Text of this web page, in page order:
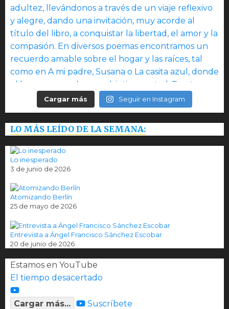
Cargar más Seguir en Instagram
LO MÁS LEÍDO DE LA SEMANA:
Lo inesperado
3 de junio de 2026
Atomizando Berlín
25 de mayo de 2026
Entrevista a Ángel Francisco Sánchez Escobar
20 de junio de 2026
Estamos en YouTube
El tiempo desacertado
Cargar más... Suscríbete